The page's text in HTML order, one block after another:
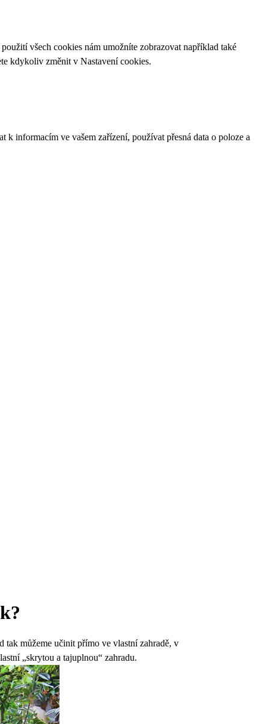
všech cookies nám umožníte zobrazovat například také
kdykoliv změnit v Nastavení cookies.
informacím ve vašem zařízení, používat přesná data o poloze a
tak můžeme učinit přímo ve vlastní zahradě, v
„skrytou a tajuplnou“ zahradu.